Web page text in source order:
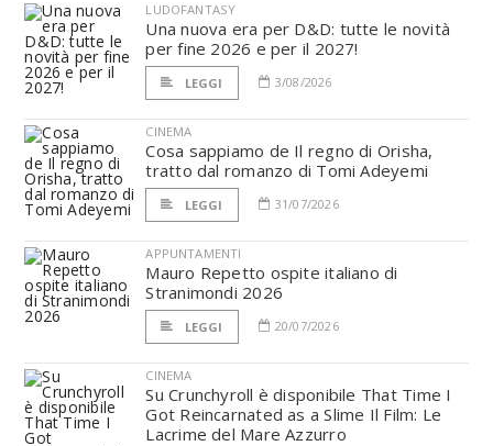
LUDOFANTASY
Una nuova era per D&D: tutte le novità
per fine 2026 e per il 2027!
LEGGI 3/08/2026
CINEMA
Cosa sappiamo de Il regno di Orisha,
tratto dal romanzo di Tomi Adeyemi
LEGGI 31/07/2026
APPUNTAMENTI
Mauro Repetto ospite italiano di
Stranimondi 2026
LEGGI 20/07/2026
CINEMA
Su Crunchyroll è disponibile That Time I
Got Reincarnated as a Slime Il Film: Le
Lacrime del Mare Azzurro